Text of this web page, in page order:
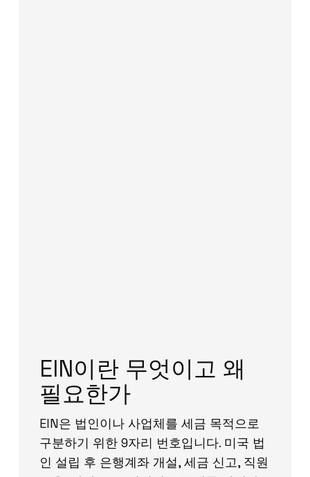
EIN이란 무엇이고 왜
필요한가
EIN은 법인이나 사업체를 세금 목적으로
구분하기 위한 9자리 번호입니다. 미국 법
인 설립 후 은행계좌 개설, 세금 신고, 직원